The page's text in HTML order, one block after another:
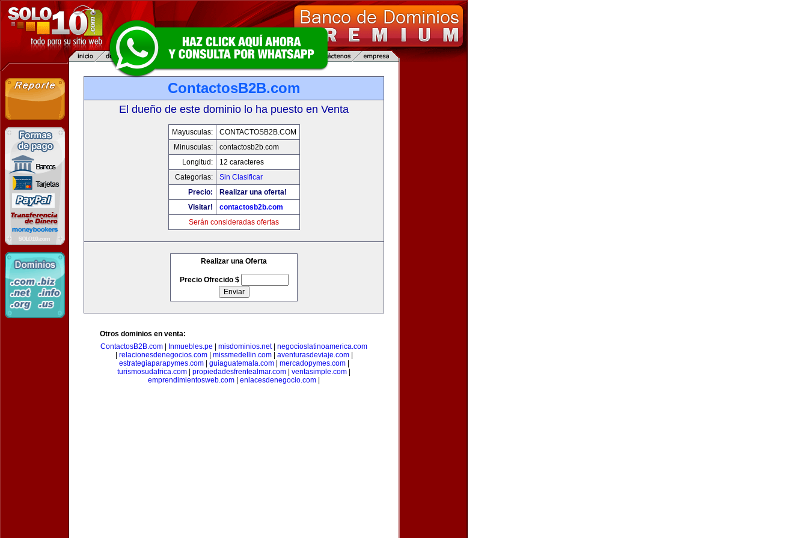
ContactosB2B.com
El dueño de este dominio lo ha puesto en Venta
Mayusculas:
CONTACTOSB2B.COM
Minusculas:
contactosb2b.com
Longitud:
12 caracteres
Categorias:
Sin Clasificar
Precio:
Realizar una oferta!
Visitar!
contactosb2b.com
Serán consideradas ofertas
Realizar una Oferta
Precio Ofrecido $
Otros dominios en venta:
ContactosB2B.com
Inmuebles.pe misdominios.net| negocioslatinoamerica.com
relacionesdenegocios.com| missmedellin.com| aventurasdeviaje.com|
estrategiaparapymes.com| guiaguatemala.com| mercadopymes.com|
turismosudafrica.com
propiedadesfrentealmar.com ventasimple.com
emprendimientosweb.com
enlacesdenegocio.com